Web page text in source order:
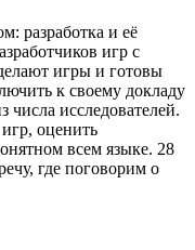
разработка и её
игр с
игры и готовы
к своему докладу
исследователей.
оценить
всем языке. 28
где поговорим о